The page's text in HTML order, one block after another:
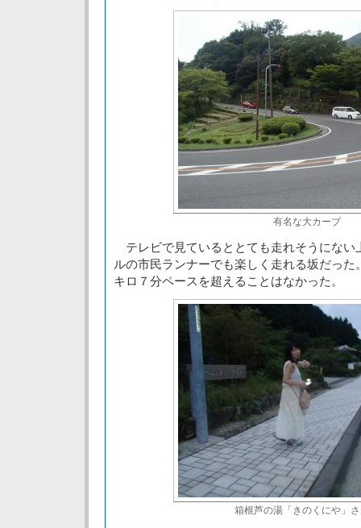
有名な大カーブ
テレビで見ているととても走れそうにない
ルの市民ランナーでも楽しく走れる坂だっ
キロ７分ペースを超えることはなかった。
箱根芦の湯「きのくにや」